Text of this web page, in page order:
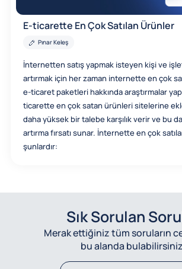
E-ticarette En Çok Satılan Ürünler
Pınar Keleş
İnternetten satış yapmak isteyen kişi ve
artırmak için her zaman internette en çok
e-ticaret paketleri hakkında araştırmalar
ticarette en çok satan ürünleri sitelerine
daha yüksek bir talebe karşılık verir ve bu da
artırma fırsatı sunar. İnternette en çok
şunlardır:
Sık Sorulan
Merak ettiğiniz tüm soruların
bu alanda